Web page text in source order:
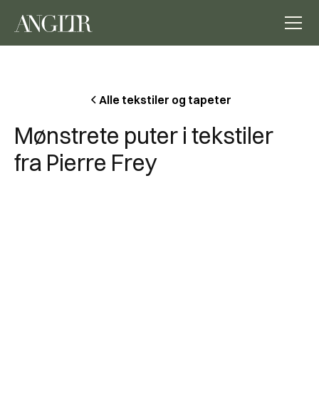
Alle tekstiler og tapeter
Mønstrete puter i tekstiler
fra Pierre Frey